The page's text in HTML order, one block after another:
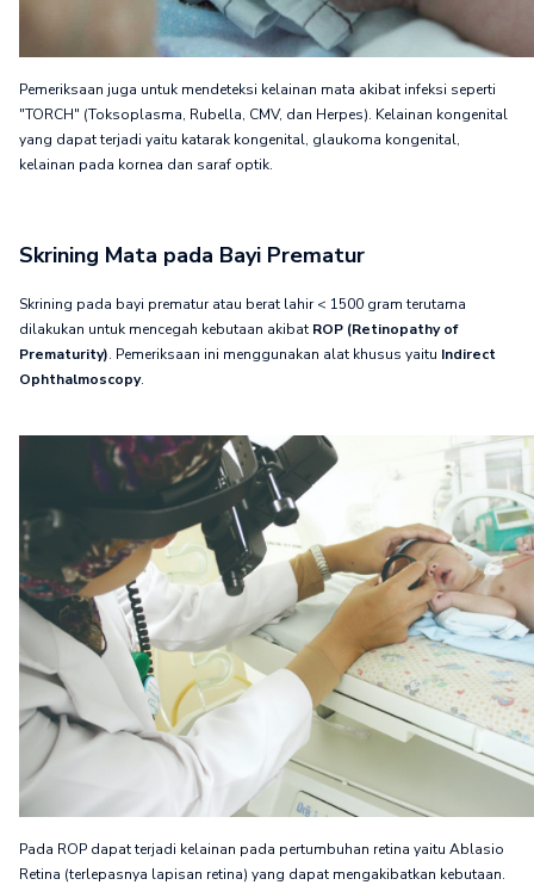
Pemeriksaan juga untuk mendeteksi kelainan mata akibat infeksi seperti
"TORCH" (Toksoplasma, Rubella, CMV, dan Herpes). Kelainan kongenital
yang dapat terjadi yaitu katarak kongenital, glaukoma kongenital,
kelainan pada kornea dan saraf optik.
Skrining Mata pada Bayi Prematur
Skrining pada bayi prematur atau berat lahir < 1500 gram terutama
dilakukan untuk mencegah kebutaan akibat ROP (Retinopathy of
Prematurity). Pemeriksaan ini menggunakan alat khusus yaitu Indirect
Ophthalmoscopy.
Pada ROP dapat terjadi kelainan pada pertumbuhan retina yaitu Ablasio
Retina (terlepasnya lapisan retina) yang dapat mengakibatkan kebutaan.